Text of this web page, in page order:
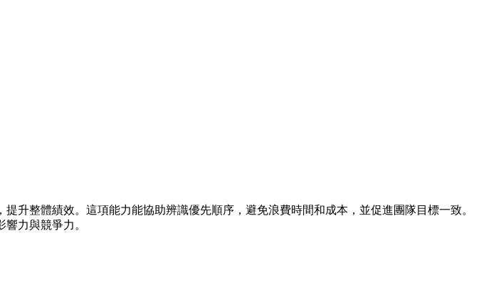
升整體績效。這項能力能協助辨識優先順序，避免浪費時間和成本，並促進團隊目標一致。
力與競爭力。